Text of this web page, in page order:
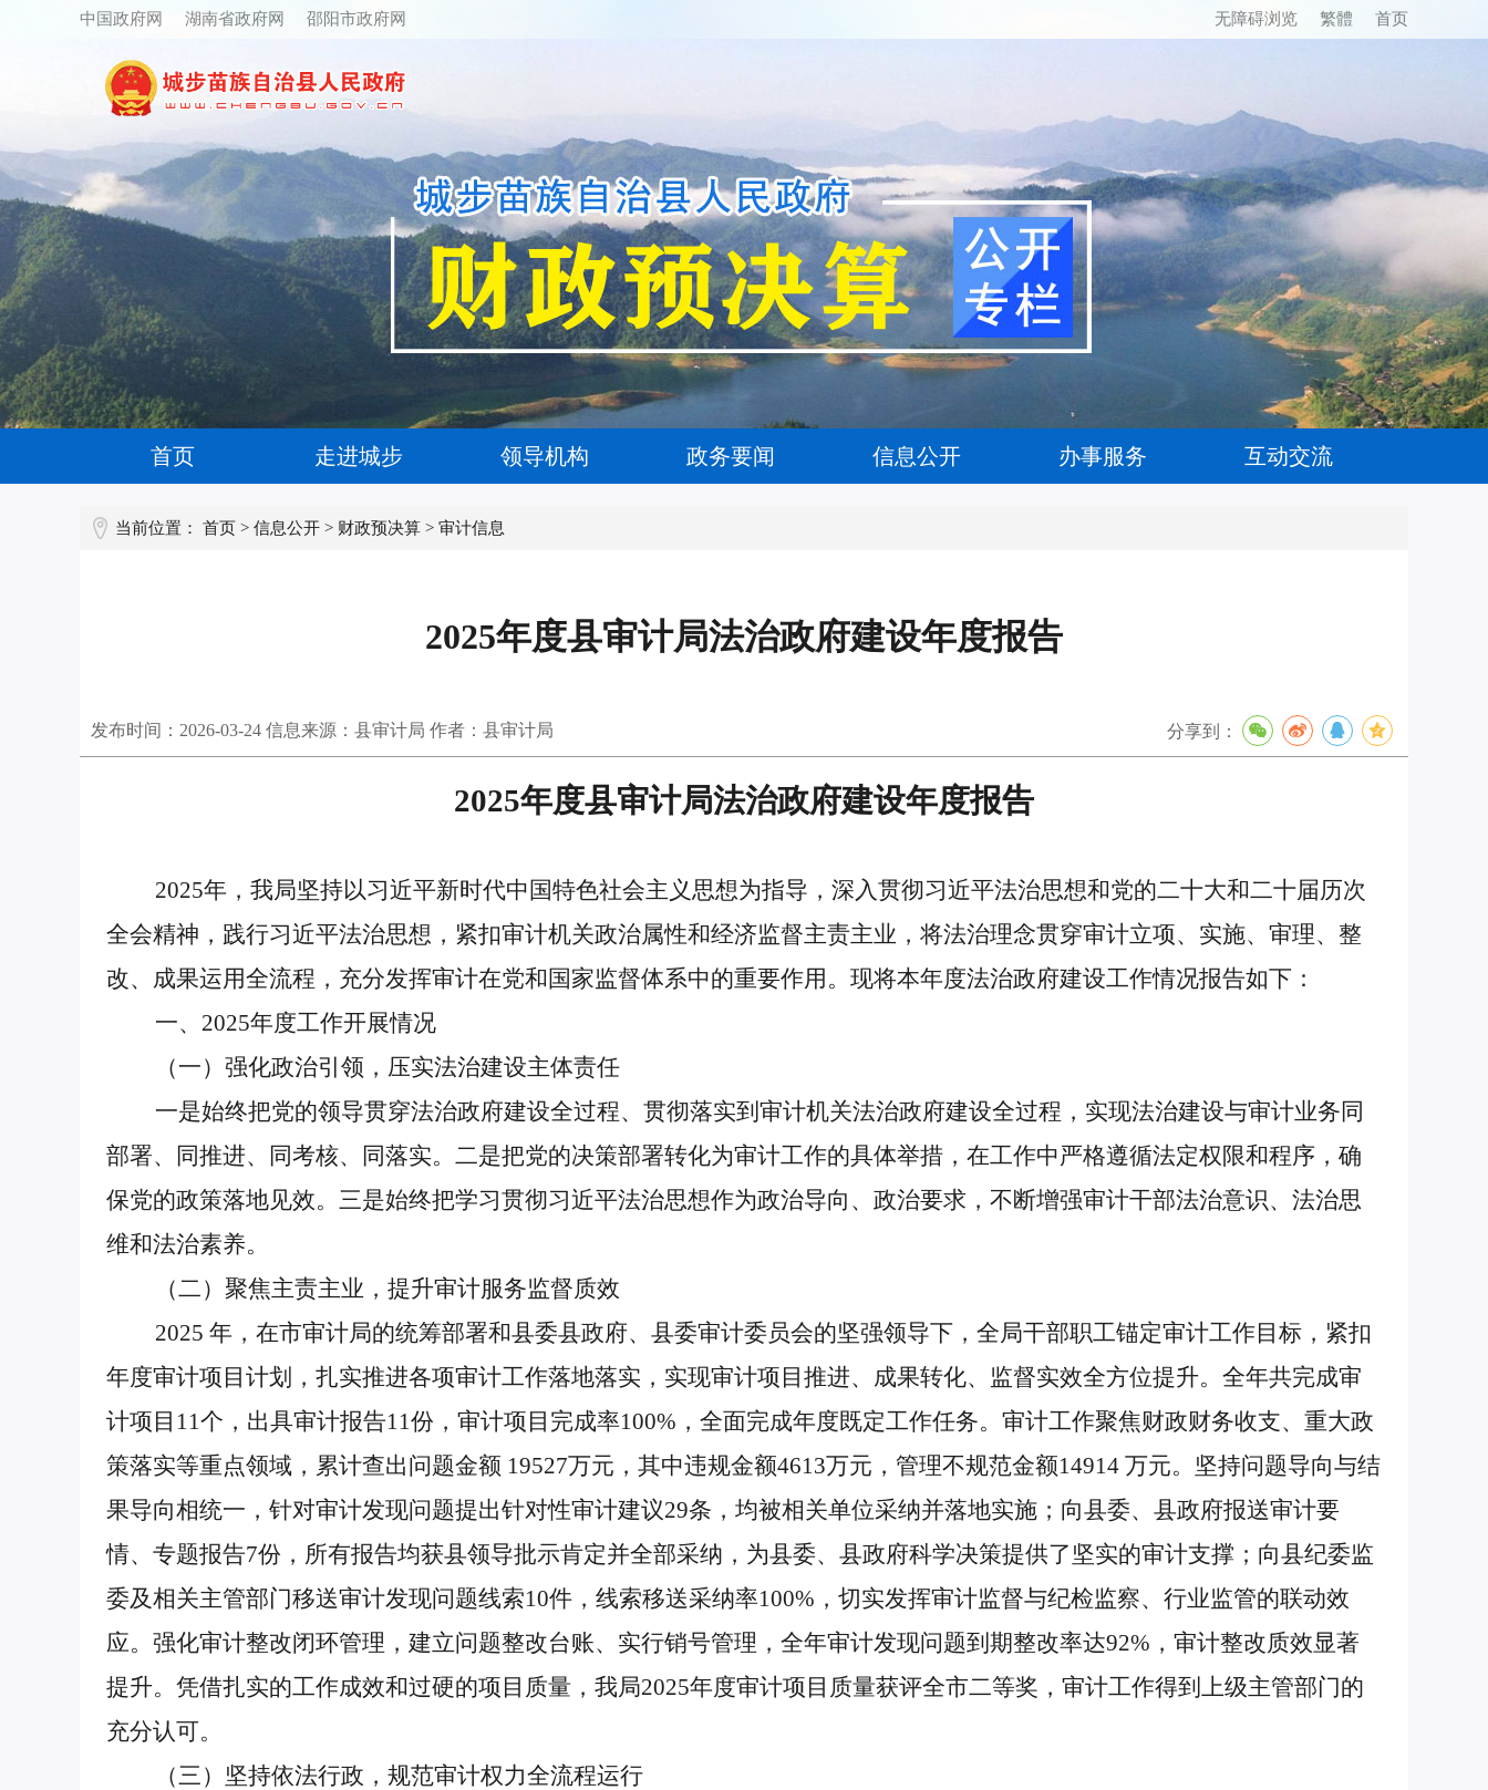
中国政府网 湖南省政府网 邵阳市政府网 首页
繁體
无障碍浏览
首页 走进城步 领导机构 政务要闻 信息公开 办事服务 互动交流
当前位置： 首页 > 信息公开 > 财政预决算 > 审计信息
2025年度县审计局法治政府建设年度报告
发布时间： 2026-03-24 信息来源：县审计局 作者：县审计局 分享到：
2025年度县审计局法治政府建设年度报告
2025年，我局坚持以习近平新时代中国特色社会主义思想为指导，深入贯彻习近平法治思想和党的二十大和二十届历次
全会精神，践行习近平法治思想，紧扣审计机关政治属性和经济监督主责主业，将法治理念贯穿审计立项、实施、审理、整
改、成果运用全流程，充分发挥审计在党和国家监督体系中的重要作用。现将本年度法治政府建设工作情况报告如下：
一、2025年度工作开展情况
（一）强化政治引领，压实法治建设主体责任
一是始终把党的领导贯穿法治政府建设全过程、贯彻落实到审计机关法治政府建设全过程，实现法治建设与审计业务同
部署、同推进、同考核、同落实。二是把党的决策部署转化为审计工作的具体举措，在工作中严格遵循法定权限和程序，确
保党的政策落地见效。三是始终把学习贯彻习近平法治思想作为政治导向、政治要求，不断增强审计干部法治意识、法治思
维和法治素养。
（二）聚焦主责主业，提升审计服务监督质效
2025 年，在市审计局的统筹部署和县委县政府、县委审计委员会的坚强领导下，全局干部职工锚定审计工作目标，紧扣
年度审计项目计划，扎实推进各项审计工作落地落实，实现审计项目推进、成果转化、监督实效全方位提升。全年共完成审
计项目11个，出具审计报告11份，审计项目完成率100%，全面完成年度既定工作任务。审计工作聚焦财政财务收支、重大政
策落实等重点领域，累计查出问题金额 19527万元，其中违规金额4613万元，管理不规范金额14914 万元。坚持问题导向与结
果导向相统一，针对审计发现问题提出针对性审计建议29条，均被相关单位采纳并落地实施；向县委、县政府报送审计要
情、专题报告7份，所有报告均获县领导批示肯定并全部采纳，为县委、县政府科学决策提供了坚实的审计支撑；向县纪委监
委及相关主管部门移送审计发现问题线索10件，线索移送采纳率100%，切实发挥审计监督与纪检监察、行业监管的联动效
应。强化审计整改闭环管理，建立问题整改台账、实行销号管理，全年审计发现问题到期整改率达92%，审计整改质效显著
提升。凭借扎实的工作成效和过硬的项目质量，我局2025年度审计项目质量获评全市二等奖，审计工作得到上级主管部门的
充分认可。
（三）坚持依法行政，规范审计权力全流程运行